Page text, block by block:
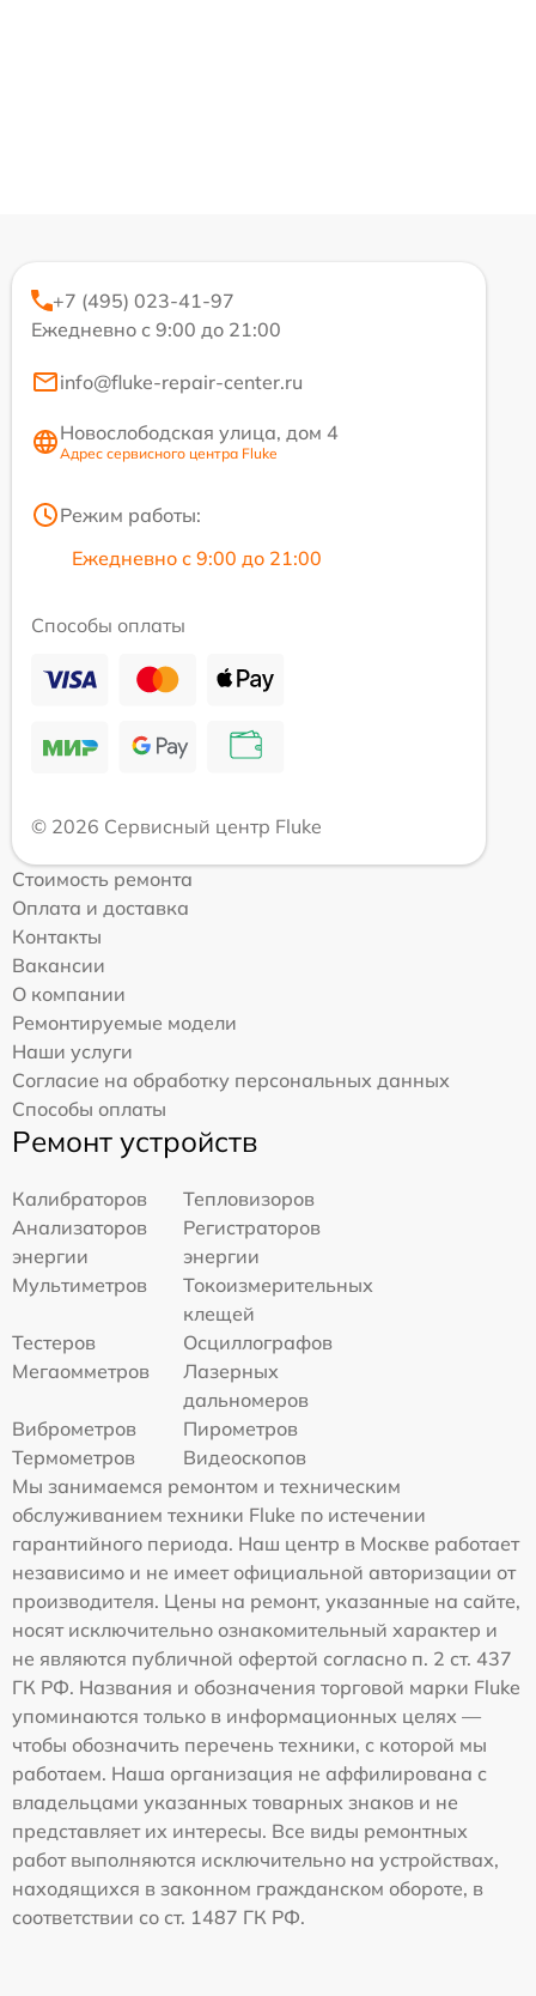
+7 (495) 023-41-97
Ежедневно с 9:00 до 21:00
info@fluke-repair-center.ru
Новослободская улица, дом 4
Адрес сервисного центра Fluke
Режим работы:
Ежедневно с 9:00 до 21:00
Способы оплаты
© 2026 Сервисный центр Fluke
Стоимость ремонта
Оплата и доставка
Контакты
Вакансии
О компании
Ремонтируемые модели
Наши услуги
Согласие на обработку персональных данных
Способы оплаты
Ремонт устройств
Калибраторов
Тепловизоров
Анализаторов
энергии
Регистраторов
энергии
Мультиметров
Токоизмерительных
клещей
Тестеров
Осциллографов
Мегаомметров
Лазерных
дальномеров
Виброметров
Пирометров
Термометров
Видеоскопов
Мы занимаемся ремонтом и техническим
обслуживанием техники Fluke по истечении
гарантийного периода. Наш центр в Москве работает
независимо и не имеет официальной авторизации от
производителя. Цены на ремонт, указанные на сайте,
носят исключительно ознакомительный характер и
не являются публичной офертой согласно п. 2 ст. 437
ГК РФ. Названия и обозначения торговой марки Fluke
упоминаются только в информационных целях —
чтобы обозначить перечень техники, с которой мы
работаем. Наша организация не аффилирована с
владельцами указанных товарных знаков и не
представляет их интересы. Все виды ремонтных
работ выполняются исключительно на устройствах,
находящихся в законном гражданском обороте, в
соответствии со ст. 1487 ГК РФ.